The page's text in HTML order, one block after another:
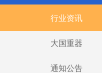
行业资讯
大国重器
通知公告